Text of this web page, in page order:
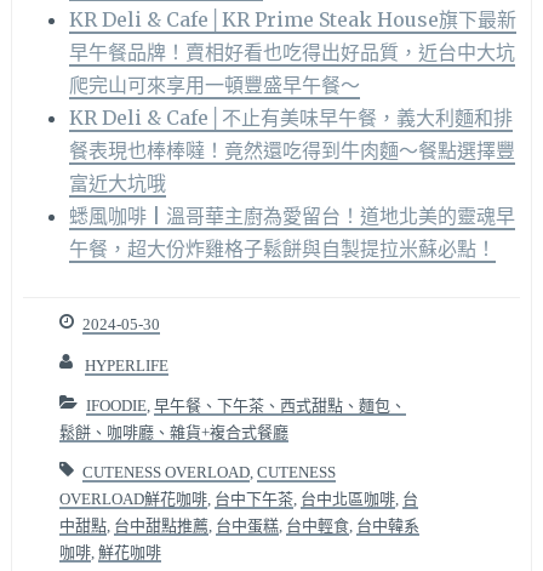
KR Deli & Cafe│KR Prime Steak House旗下最新
早午餐品牌！賣相好看也吃得出好品質，近台中大坑
爬完山可來享用一頓豐盛早午餐～
KR Deli & Cafe│不止有美味早午餐，義大利麵和排
餐表現也棒棒噠！竟然還吃得到牛肉麵～餐點選擇豐
富近大坑哦
蟋風咖啡 | 溫哥華主廚為愛留台！道地北美的靈魂早
午餐，超大份炸雞格子鬆餅與自製提拉米蘇必點！
2024-05-30
HYPERLIFE
IFOODIE, 早午餐、下午茶、西式甜點、麵包、
鬆餅、咖啡廳、雜貨+複合式餐廳
CUTENESS OVERLOAD, CUTENESS
OVERLOAD鮮花咖啡, 台中下午茶, 台中北區咖啡, 台
中甜點, 台中甜點推薦 台中蛋糕, 台中輕食, 台中韓系
咖啡, 鮮花咖啡